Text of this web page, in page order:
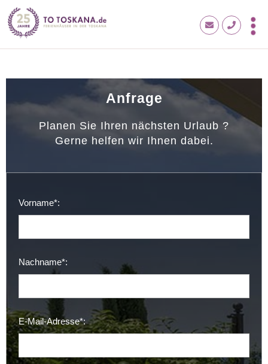
Anfrage
Planen Sie Ihren nächsten Urlaub ?
Gerne helfen wir Ihnen dabei.
Vorname*:
Nachname*:
E-Mail-Adresse*: